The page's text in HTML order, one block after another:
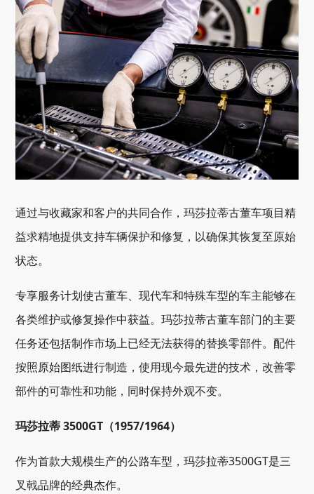
通过与收藏家和客户的共同合作，玛莎拉蒂古董车项目精
益求精地提供支持车辆保护和修复，以确保其恢复至原始
状态。
专享服务计划使古董车、现代车和特殊车型的车主能够在
各类维护或修复操作中获益。玛莎拉蒂古董车部门的主要
任务还包括制作市场上已经无法获得的替换零部件。配件
按照原始图纸进行制造，使用现今最先进的技术，改善零
部件的可靠性和功能，同时保持外观不变。
玛莎拉蒂 3500GT（1957/1964）
作为首款大规模生产的公路车型，玛莎拉蒂3500GT是三
叉戟品牌的经典杰作。